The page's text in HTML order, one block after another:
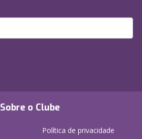
Sobre o Clube
Política de privacidade